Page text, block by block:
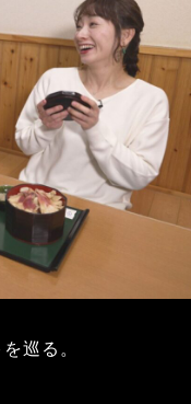
巡る。